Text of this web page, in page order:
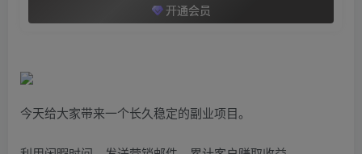
开通会员
今天给大家带来一个长久稳定的副业项目。